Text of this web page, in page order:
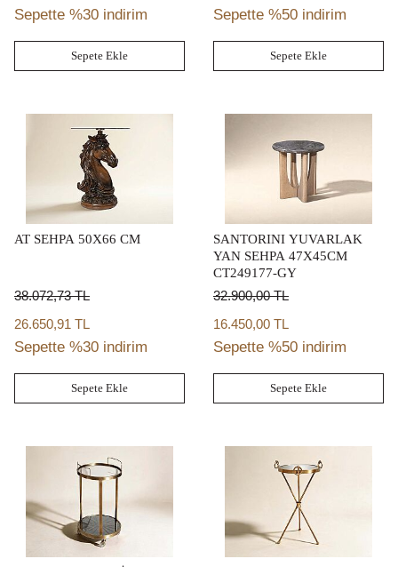
Sepette %30 indirim
Sepete Ekle
Sepette %50 indirim
Sepete Ekle
AT SEHPA 50X66 CM
38.072,73TL
26.650,91 TL
Sepette %30 indirim
Sepete Ekle
SANTORINI YUVARLAK
YAN SEHPA 47X45CM
CT249177-GY
32.900,00TL
16.450,00 TL
Sepette %50 indirim
Sepete Ekle